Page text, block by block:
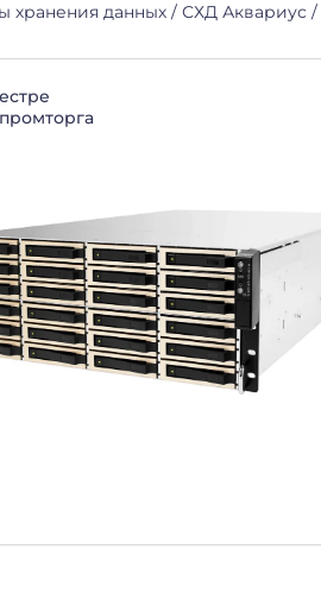
хранения данных / СХД Аквариус /